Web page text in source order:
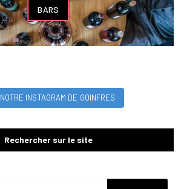
BARS
NOTRE INSTAGRAM DE GOINFRES
Rechercher sur le site